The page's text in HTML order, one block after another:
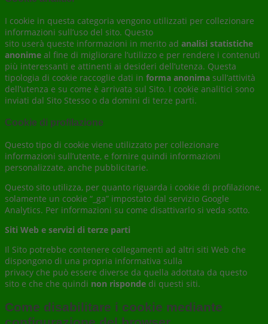
I cookie in questa categoria vengono utilizzati per collezionare
informazioni sull’uso del sito. Questo
sito userà queste informazioni in merito ad analisi statistiche
anonime al fine di migliorare l’utilizzo e per rendere i contenuti
più interessanti e attinenti ai desideri dell’utenza. Questa
tipologia di cookie raccoglie dati in forma anonima sull’attività
dell’utenza e su come è arrivata sul Sito. I cookie analitici sono
inviati dal Sito Stesso o da domini di terze parti.
Cookie di profilazione
Questo tipo di cookie viene utilizzato per collezionare
informazioni sull’utente, e fornire quindi informazioni
personalizzate, anche pubblicitarie.
Questo sito utilizza, per quanto riguarda i cookie di profilazione,
solamente un cookie “_ga” impostato dal servizio Google
Analytics. Per informazioni su come disattivarlo si veda sotto.
Siti Web e servizi di terze parti
Il Sito potrebbe contenere collegamenti ad altri siti Web che
dispongono di una propria informativa sulla
privacy che può essere diverse da quella adottata da questo
sito e che che quindi non risponde di questi siti.
Come disabilitare i cookie mediante